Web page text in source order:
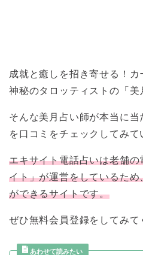
成就と癒しを招き寄せる！
神秘のタロッティストの「美
そんな美月占い師が本当に当
を口コミをチェックしてみて
エキサイト電話占いは老舗
イト」が運営をしているた
ができるサイトです。
ぜひ無料会員登録をしてみて